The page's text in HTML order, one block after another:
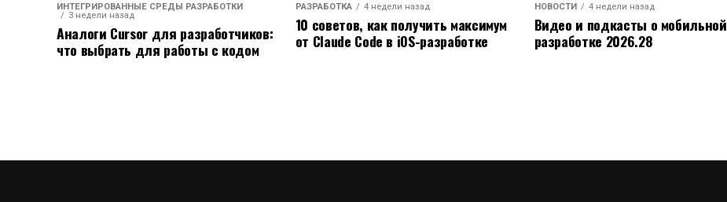
ИНТЕГРИРОВАННЫЕ СРЕДЫ РАЗРАБОТКИ
3 недели назад
Аналоги Cursor для разработчиков:
что выбрать для работы с кодом
РАЗРАБОТКА 4 недели назад
10 советов, как получить максимум
от Claude Code в iOS-разработке
НОВОСТИ 4 недели назад
Видео и подкасты о мобильной
разработке 2026.28